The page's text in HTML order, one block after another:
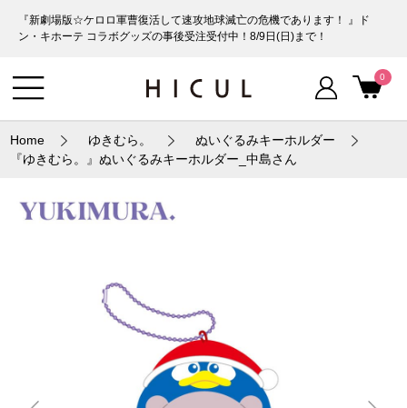
『新劇場版☆ケロロ軍曹復活して速攻地球滅亡の危機であります！ 』ド
ン・キホーテ コラボグッズの事後受注受付中！8/9日(日)まで！
0
Home ゆきむら。
ぬいぐるみキーホルダー
『ゆきむら。』ぬいぐるみキーホルダー_中島さん